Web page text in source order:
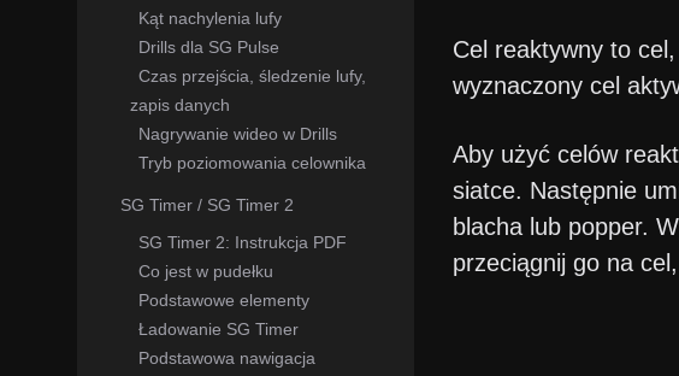
Kąt nachylenia lufy
Drills dla SG Pulse
Czas przejścia, śledzenie lufy,
zapis danych
Nagrywanie wideo w Drills
Tryb poziomowania celownika
SG Timer / SG Timer 2
SG Timer 2: Instrukcja PDF
Co jest w pudełku
Podstawowe elementy
Ładowanie SG Timer
Podstawowa nawigacja
Cel reaktywny to
wyznaczony cel
Aby użyć celów
siatce. Następnie
blacha lub popper.
przeciągnij go na